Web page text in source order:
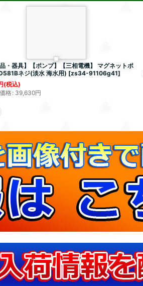
品・器具】【ポンプ】【三相電機】 マグネットポ
ネジ(淡水 海水用) [zs34-91106g41]
(税込)
格: 39,630円